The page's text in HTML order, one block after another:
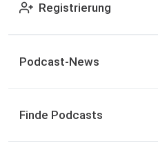
Registrierung
Podcast-News
Finde Podcasts